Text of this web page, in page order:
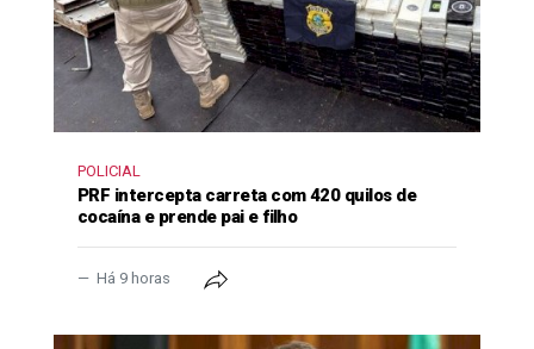
POLICIAL
PRF intercepta carreta com 420 quilos de
cocaína e prende pai e filho
Há 9 horas